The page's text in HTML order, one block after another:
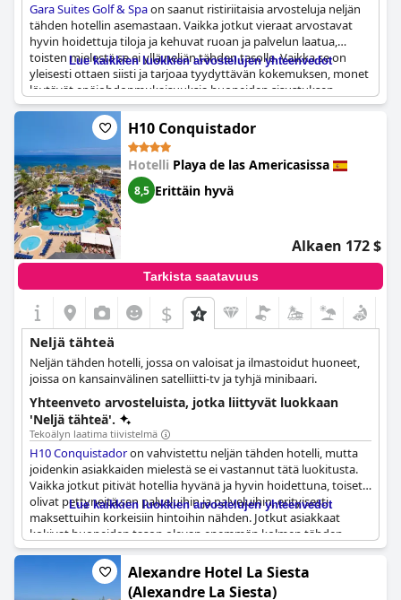
Gara Suites Golf & Spaon saanut ristiriitaisia arvosteluja neljän
tähden hotellin asemastaan. Vaikka jotkut vieraat arvostavat
hyvin hoidettuja tiloja ja kehuvat ruoan ja palvelun laatua,
toisten mielestä se ei yllä neljän tähden tasolle. Vaikka se on
yleisesti ottaen siisti ja tarjoaa tyydyttävän kokemuksen, monet
löytävät epäjohdonmukaisuuksia huoneiden sisustuksen,
palvelun ja tilojen laadussa.
Useat arvostelut osoittavat, että hotellista puuttuu neljän
tähden hotellilta odotettava huoliteltu kosketus, ja huonekalut
vaikuttavat vanhoilta ja kuluneilta. Mainintaa on myös tiettyjen
mukavuuksien, kuten kylpytakien, tohvelien, toimivan
minibaarin sekä riittävän kuntoilu- ja kylpylätilan puuttumisesta
tai heikosta tasosta. Tämä epäjohdonmukaisuus saa jotkut
ehdottamaan, että hotelli tuntuu enemmänkin kahden tai
kolmen tähden hotellilta kuin mainostetulta neljän tähden
hotellilta.
Positiivista on, että hotellin vastinetta rahalle ja
ruokapalveluiden laatua on korostettu. Monet vieraat kuitenkin
kokevat, että kokonaiskokemus voisi olla hienostuneempi ja
yksityiskohtaisempi, jotta se todella vastaisi neljän tähden
odotuksia. Vaikka jotkut arvostavat ylellistä ilmapiiriä, toiset
suosittelevat sitä korkeintaan kolmen tähden hotelliksi. Näistä
ristiriitaisista arvosteluista huolimatta hotellilla on potentiaalia
ja se onnistuu monissa asioissa, erityisesti ruoassa ja
siisteydessä.
Lue kaikkien luokkien arvostelujen yhteenvedot
H10 Conquistador
Hotelli Playa de las Americasissa
8,5 Erittäin hyvä
Alkaen 172 $
Tarkista saatavuus
$
Neljä tähteä
Neljän tähden hotelli, jossa on valoisat ja ilmastoidut huoneet,
joissa on kansainvälinen satelliitti-tv ja tyhjä minibaari.
Yhteenveto arvosteluista, jotka liittyvät luokkaan
'Neljä tähteä'.
Tekoälyn laatima tiivistelmä
H10 Conquistadoron vahvistettu neljän tähden hotelli, mutta
joidenkin asiakkaiden mielestä se ei vastannut tätä luokitusta.
Vaikka jotkut pitivät hotellia hyvänä ja hyvin hoidettuna, toiset
olivat pettyneitä sen palveluihin ja palveluihin, erityisesti
maksettuihin korkeisiin hintoihin nähden. Jotkut asiakkaat
kokivat huoneiden tason olevan enemmän kolmen tähden
hotellin tasoa, ja ravintolan ruokaa kuvailtiin massatuotetuksi ja
huonolaatuiseksi. Asiakkaat valittivat myös melutasosta ja
riittämättömästä istumapaikkojen määrästä uima-altaan äärellä.
Lue kaikkien luokkien arvostelujen yhteenvedot
Alexandre Hotel La Siesta
(Alexandre La Siesta)